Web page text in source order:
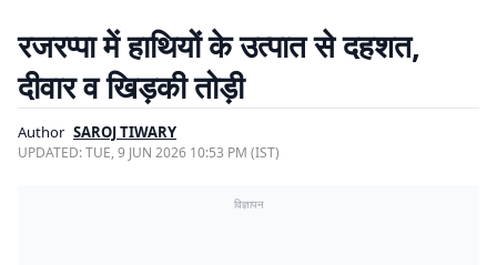
रजरप्पा में हाथियों के उत्पात से दहशत,
दीवार व खिड़की तोड़ी
Author SAROJ TIWARY
UPDATED:TUE, 9 JUN 2026 10:53 PM (IST)
विज्ञापन